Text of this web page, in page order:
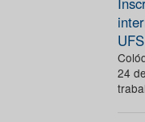
UFS
24